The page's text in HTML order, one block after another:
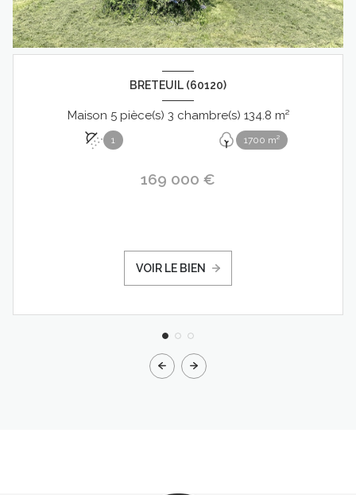
BRETEUIL (60120)
Maison 5 pièce(s) 3 chambre(s) 134.8 m²
1 1700 m²
169 000 €
VOIR LE BIEN